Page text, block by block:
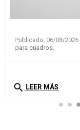
Publicado: 06/08/2026
para cuadros.
search LEER MÁS